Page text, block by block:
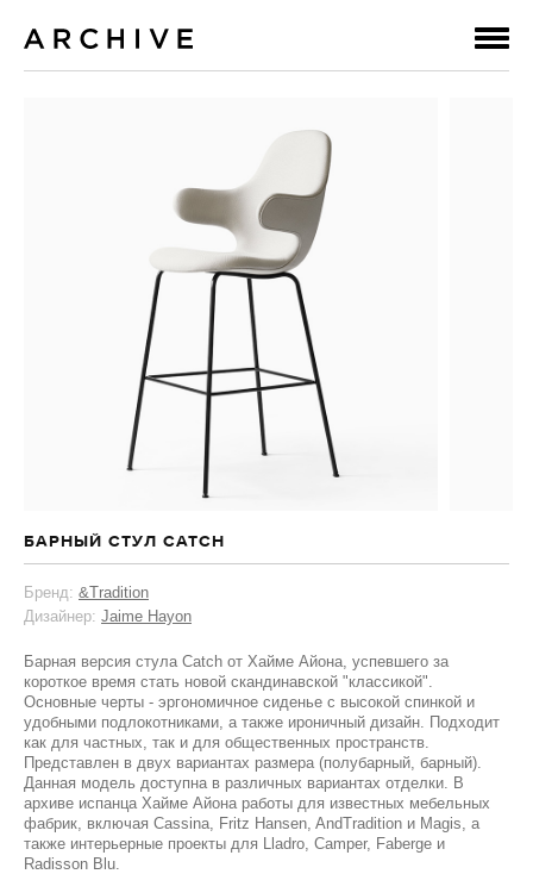
БАРНЫЙ СТУЛ CATCH
Бренд: &Tradition
Дизайнер: Jaime Hayon
Барная версия стула Catch от Хайме Айона, успевшего за
короткое время стать новой скандинавской "классикой".
Основные черты - эргономичное сиденье с высокой спинкой и
удобными подлокотниками, а также ироничный дизайн. Подходит
как для частных, так и для общественных пространств.
Представлен в двух вариантах размера (полубарный, барный).
Данная модель доступна в различных вариантах отделки. В
архиве испанца Хайме Айона работы для известных мебельных
фабрик, включая Cassina, Fritz Hansen, AndTradition и Magis, а
также интерьерные проекты для Lladro, Camper, Faberge и
Radisson Blu.